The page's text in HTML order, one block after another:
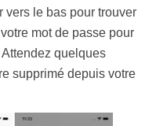
vers le bas pour trouver
mot de passe pour
Attendez quelques
supprimé depuis votre